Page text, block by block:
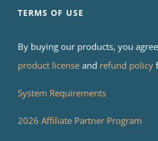
TERMS OF USE
By buying our products, you
product license and refund policy
System Requirements
2026 Affiliate Partner Program